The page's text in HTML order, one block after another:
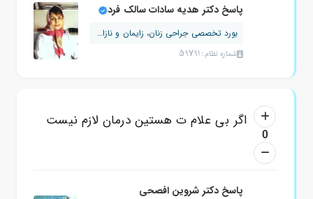
پاسخ دکتر هدیه سادات سالک فرد
بورد تخصصی جراحی زنان، زایمان و نازایی
شماره نظام: 59791
0
اگر بی علام ت هستین درمان لازم نیست
پاسخ دکتر شروین افصحی